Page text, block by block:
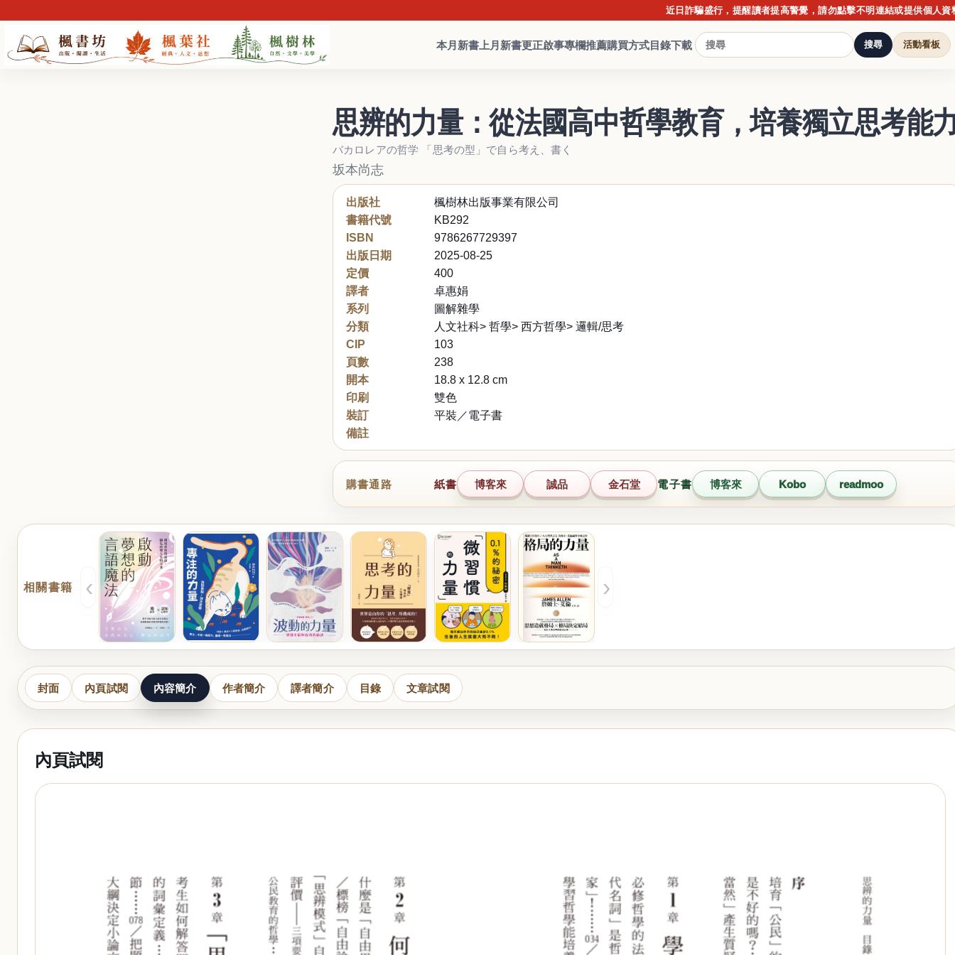
近日詐騙盛行，提醒讀者提高警覺，請勿點擊不明連結或提供個人資料；購
本月新書 上月新書更正啟事專欄推薦購買方式目錄下載 搜尋 活動看板
思辨的力量：從法國高中哲學教育，培養獨立思考能
バカロレアの哲学 「思考の型」で自ら考え、書く
坂本尚志
出版社
楓樹林出版事業有限公司
書籍代號
KB292
ISBN
9786267729397
出版日期
2025-08-25
定價
400
譯者
卓惠娟
系列
圖解雜學
分類
人文社科> 哲學> 西方哲學> 邏輯/思考
CIP
103
頁數
238
開本
18.8 x 12.8 cm
印刷
雙色
裝訂
平裝／電子書
備註
購書通路 紙書 博客來 誠品 金石堂 電子書 博客來 Kobo readmoo
相關書籍 ‹ ›
封面 內頁試閱 內容簡介 作者簡介 譯者簡介 目錄 文章試閱
內頁試閱